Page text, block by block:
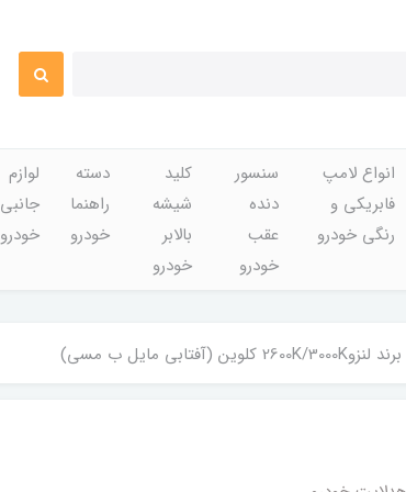
انواع لامپ
فابریکی و
رنگی خودرو
سنسور
دنده
عقب
خودرو
کلید
شیشه
بالابر
خودرو
دسته
راهنما
خودرو
لوازم
جانبی
خودرو